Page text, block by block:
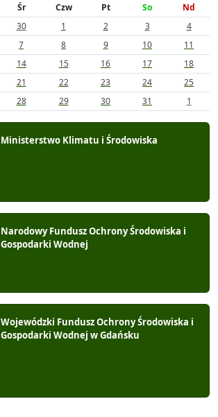
Śr Czw Pt So
Nd
30 1 2 3
4
7 8 9 10
11
14 15 16 17
18
21 22 23 24
25
28 29 30 31 1
Ministerstwo Klimatu i Środowiska
Narodowy Fundusz Ochrony Środowiska i
Gospodarki Wodnej
Wojewódzki Fundusz Ochrony Środowiska i
Gospodarki Wodnej w Gdańsku